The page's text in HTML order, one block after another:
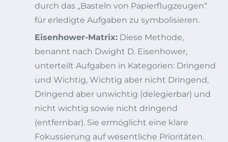
durch das „Basteln von Papierflugzeugen“
für erledigte Aufgaben zu symbolisieren.
Eisenhower-Matrix: Diese Methode,
benannt nach Dwight D. Eisenhower,
unterteilt Aufgaben in Kategorien: Dringend
und Wichtig, Wichtig aber nicht Dringend,
Dringend aber unwichtig (delegierbar) und
nicht wichtig sowie nicht dringend
(entfernbar). Sie ermöglicht eine klare
Fokussierung auf wesentliche Prioritäten.